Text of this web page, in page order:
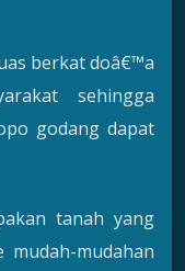
berkat doâ€™a
sehingga
godang dapat
tanah yang
mudahan